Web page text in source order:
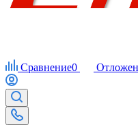
Сравнение0